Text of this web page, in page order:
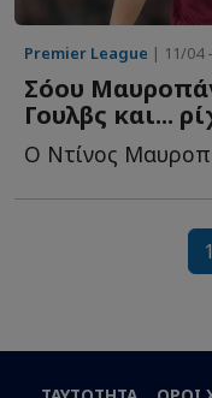
Premier League | 11/04
Σόου
Γουλβς και...
Ο Ντίνος
1